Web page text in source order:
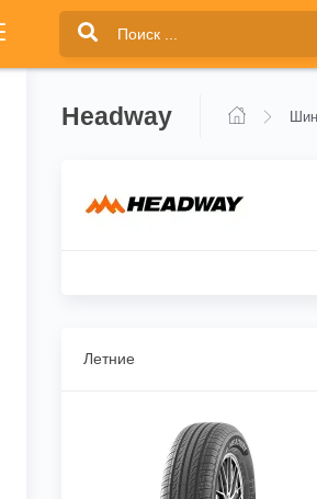
Headway
Летние